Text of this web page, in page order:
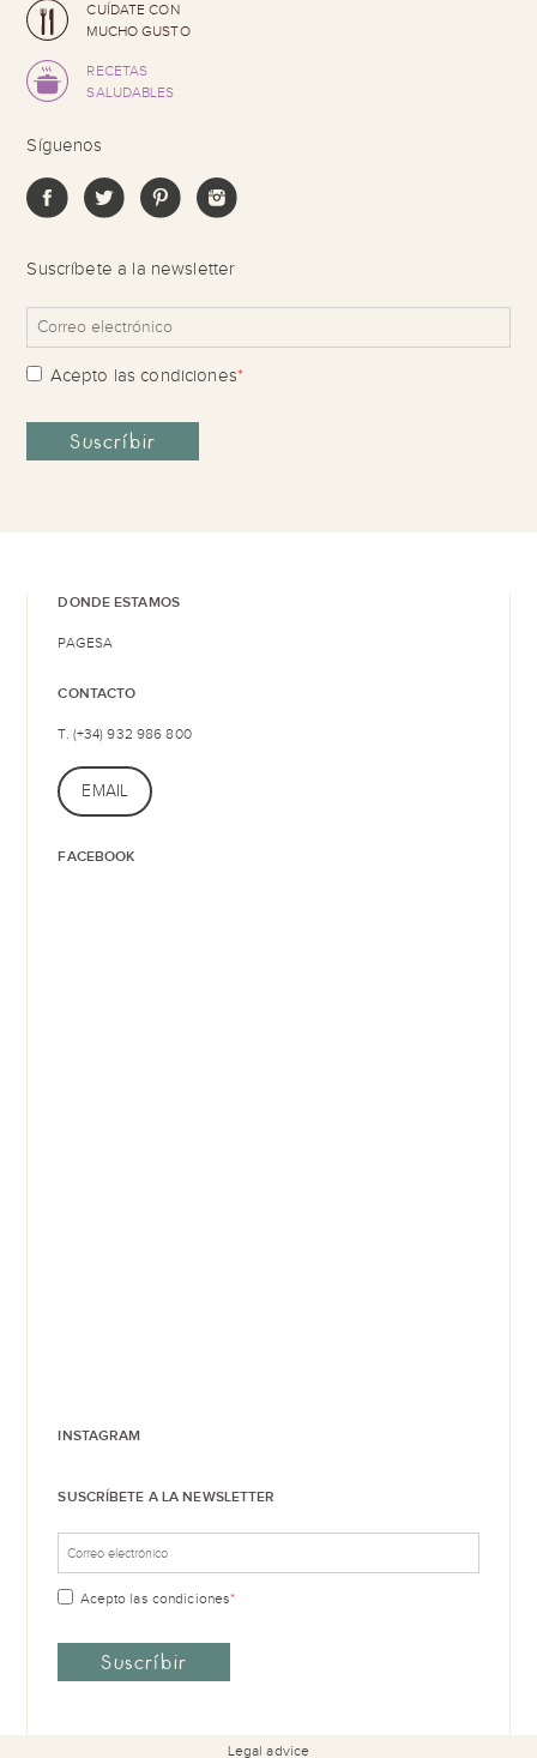
CUÍDATE CON
MUCHO GUSTO
RECETAS
SALUDABLES
Síguenos
Suscríbete a la newsletter
Acepto las condiciones*
DONDE ESTAMOS
PAGESA
CONTACTO
T. (+34) 932 986 800
EMAIL
FACEBOOK
INSTAGRAM
SUSCRÍBETE A LA NEWSLETTER
Acepto las condiciones*
Legal advice